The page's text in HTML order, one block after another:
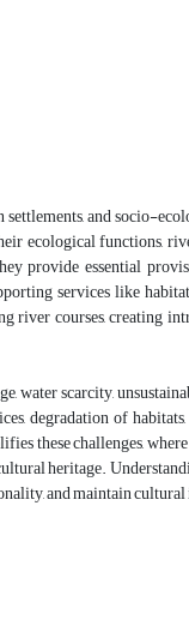
and socio-
ecological functions,
provide essential
services like
river courses, creating
water scarcity,
degradation of
these challenges,
heritage.
and maintain